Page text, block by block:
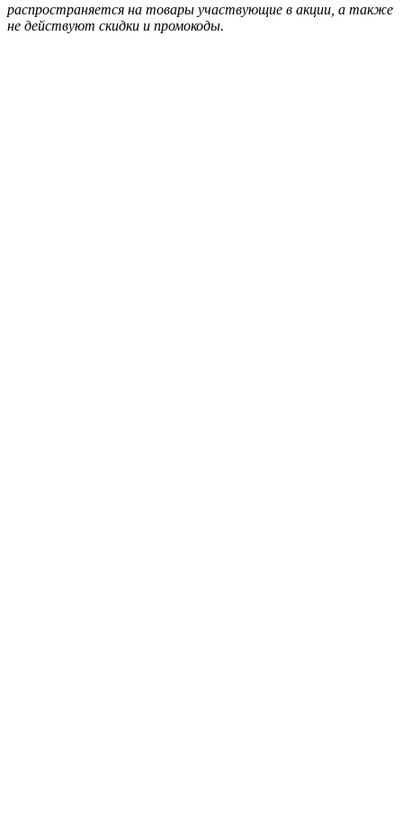
распространяется на товары участвующие в акции, а также
не действуют скидки и промокоды.